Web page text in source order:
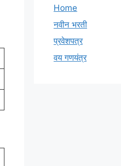
Home
नवीन भरती
प्रवेशपत्र
वय गणयंत्र